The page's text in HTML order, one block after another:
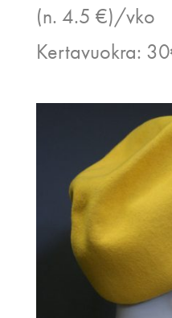
(n. 4.5 €)/vko
Kertavuokra: